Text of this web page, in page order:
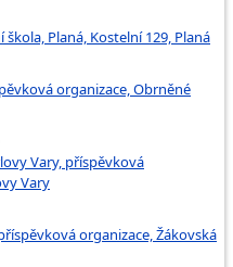
Planá, Kostelní 129, Planá
organizace, Obrněné
Vary, příspěvková
Vary
organizace, Žákovská